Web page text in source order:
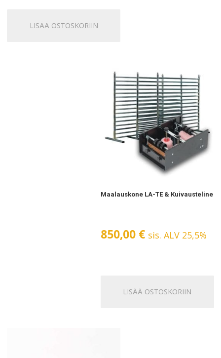
LISÄÄ OSTOSKORIIN
Maalauskone LA-TE & Kuivausteline
850,00 € sis. ALV 25,5%
LISÄÄ OSTOSKORIIN